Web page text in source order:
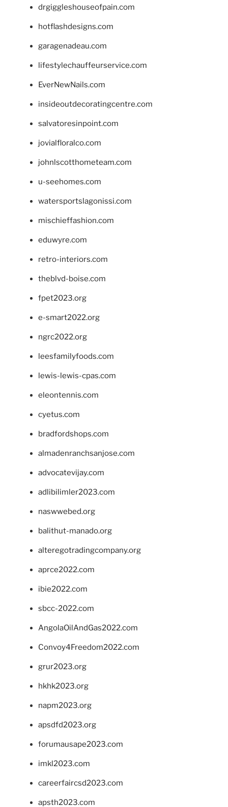
drgiggleshouseofpain.com
hotflashdesigns.com
garagenadeau.com
lifestylechauffeurservice.com
EverNewNails.com
insideoutdecoratingcentre.com
salvatoresinpoint.com
jovialfloralco.com
johnlscotthometeam.com
u-seehomes.com
watersportslagonissi.com
mischieffashion.com
eduwyre.com
retro-interiors.com
theblvd-boise.com
fpet2023.org
e-smart2022.org
ngrc2022.org
leesfamilyfoods.com
lewis-lewis-cpas.com
eleontennis.com
cyetus.com
bradfordshops.com
almadenranchsanjose.com
advocatevijay.com
adlibilimler2023.com
naswwebed.org
balithut-manado.org
alteregotradingcompany.org
aprce2022.com
ibie2022.com
sbcc-2022.com
AngolaOilAndGas2022.com
Convoy4Freedom2022.com
grur2023.org
hkhk2023.org
napm2023.org
apsdfd2023.org
forumausape2023.com
imkl2023.com
careerfaircsd2023.com
apsth2023.com